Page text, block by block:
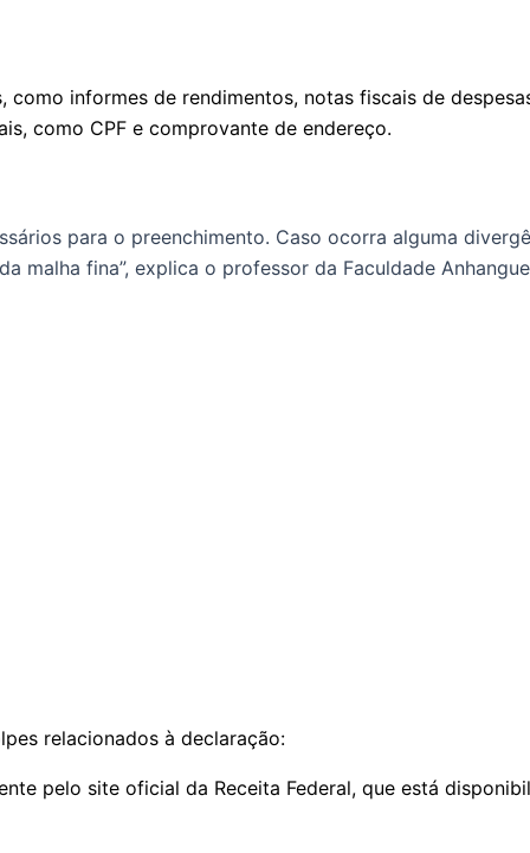
informes de rendimentos, notas fiscais de
como CPF e comprovante de endereço.
para o preenchimento. Caso ocorra alguma
fina”, explica o professor da Faculdade
relacionados à declaração:
pelo site oficial da Receita Federal, que está